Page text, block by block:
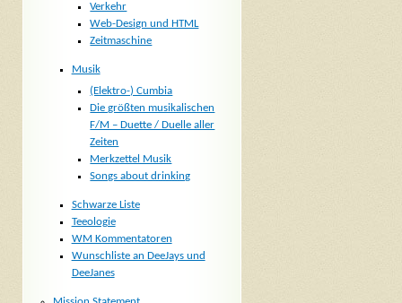
Verkehr
Web-Design und HTML
Zeitmaschine
Musik
(Elektro-) Cumbia
Die größten musikalischen
F/M – Duette / Duelle aller
Zeiten
Merkzettel Musik
Songs about drinking
Schwarze Liste
Teeologie
WM Kommentatoren
Wunschliste an DeeJays und
DeeJanes